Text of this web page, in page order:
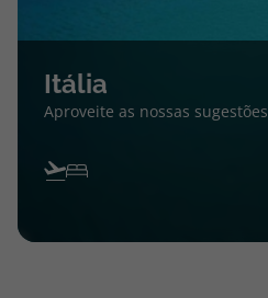
Itália
Aproveite as nossas sugestões